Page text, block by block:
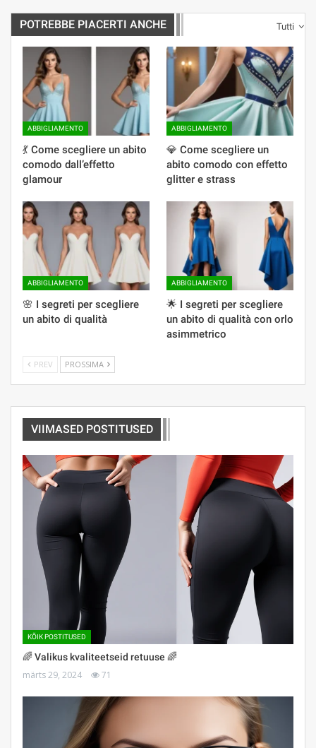
Tutti
POTREBBE PIACERTI ANCHE
ABBIGLIAMENTO
💃 Come scegliere un abito
comodo dall’effetto
glamour
ABBIGLIAMENTO
💎 Come scegliere un
abito comodo con effetto
glitter e strass
ABBIGLIAMENTO
🌸 I segreti per scegliere
un abito di qualità
ABBIGLIAMENTO
🌟 I segreti per scegliere
un abito di qualità con orlo
asimmetrico
PREV PROSSIMA
VIIMASED POSTITUSED
KÕIK POSTITUSED
🌈 Valikus kvaliteetseid retuuse 🌈
märts 29, 2024 71